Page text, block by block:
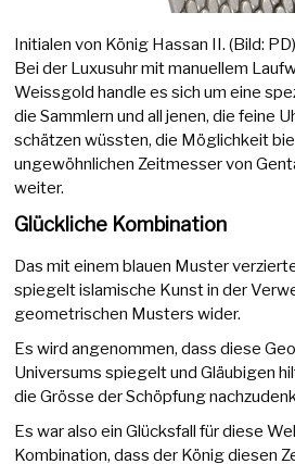
Initialen von König Hassan II. (Bild: PD)
Bei der Luxusuhr mit manuellem
Weissgold handle es sich um eine
die Sammlern und all jenen, die feine
schätzen wüssten, die Möglichkeit
ungewöhnlichen Zeitmesser von
weiter.
Glückliche Kombination
Das mit einem blauen Muster
spiegelt islamische Kunst in der
geometrischen Musters wider.
Es wird angenommen, dass diese
Universums spiegelt und Gläubigen
die Grösse der Schöpfung
Es war also ein Glücksfall für diese
Kombination, dass der König diesen